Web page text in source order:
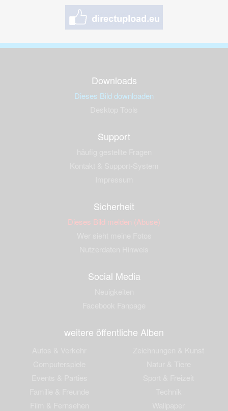
Downloads
Dieses Bild downloaden
Support
Sicherheit
Dieses Bild melden (Abuse)
Social Media
weitere öffentliche Alben